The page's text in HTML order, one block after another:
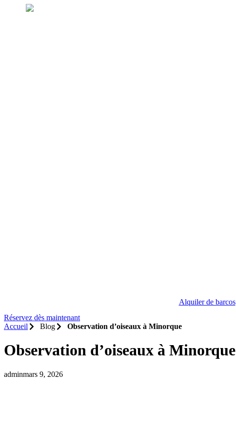
Alquiler de barcos
Réservez dès maintenant
Accueil
Blog Observation d’oiseaux à Minorque
Observation d’oiseaux à Minorque
adminmars 9, 2026